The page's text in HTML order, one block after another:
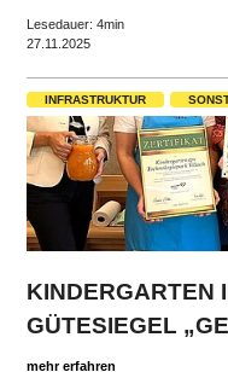
Lesedauer: 4min
27.11.2025
INFRASTRUKTUR
KINDERGARTEN
GÜTESIEGEL
mehr erfahren